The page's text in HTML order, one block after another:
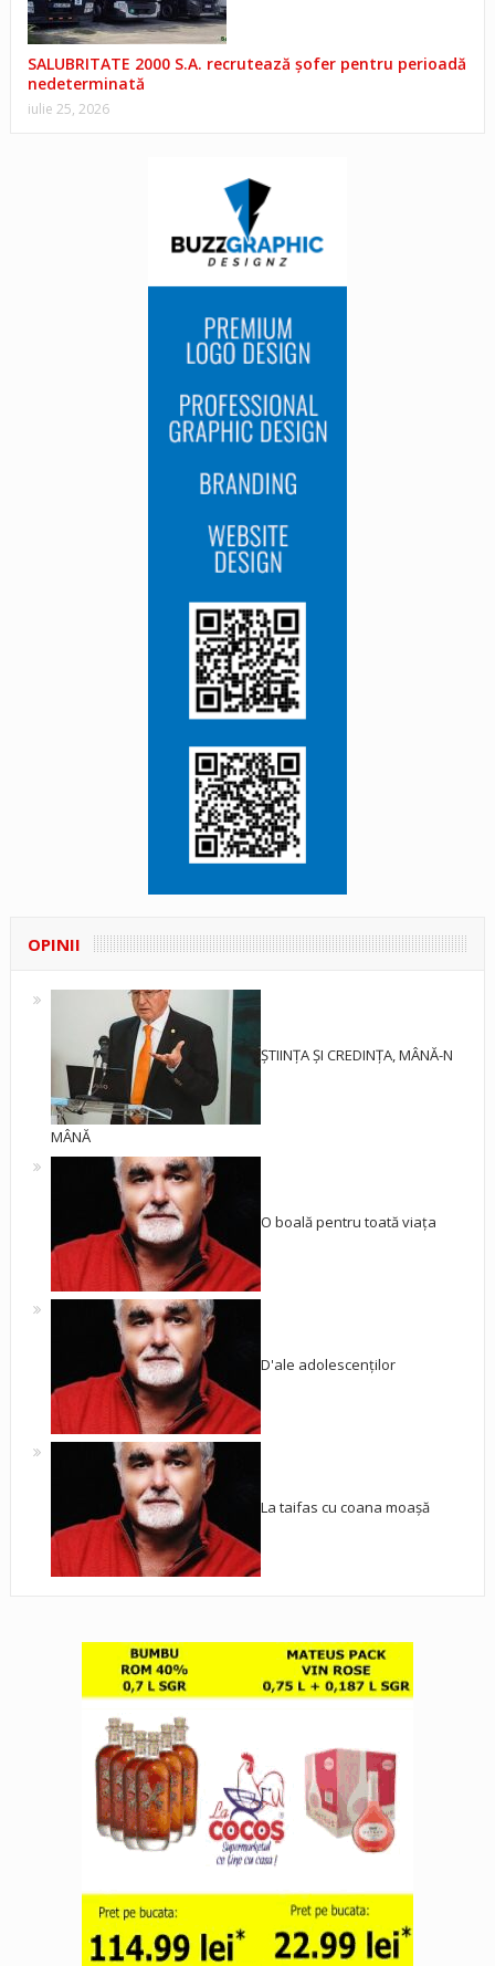
SALUBRITATE 2000 S.A. recrutează șofer pentru perioadă
nedeterminată
iulie 25, 2026
OPINII
ȘTIINȚA ȘI CREDINȚA, MÂNĂ-N
MÂNĂ
O boală pentru toată viața
D'ale adolescenților
La taifas cu coana moașă